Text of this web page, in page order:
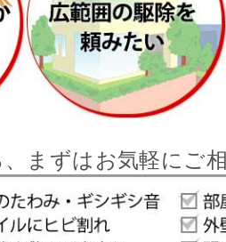
まずはお気軽にご